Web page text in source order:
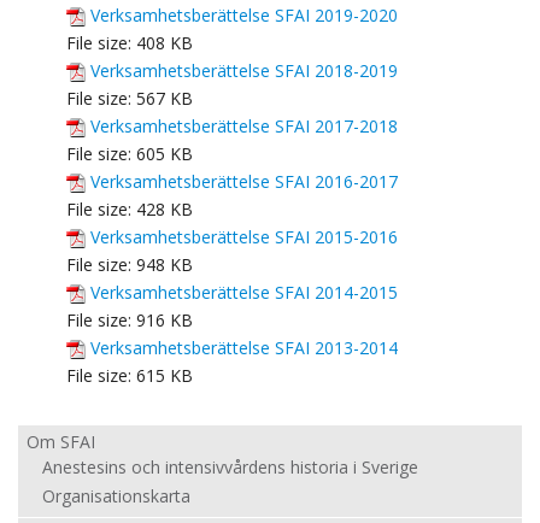
Verksamhetsberättelse SFAI 2019-2020
File size: 408 KB
Verksamhetsberättelse SFAI 2018-2019
File size: 567 KB
Verksamhetsberättelse SFAI 2017-2018
File size: 605 KB
Verksamhetsberättelse SFAI 2016-2017
File size: 428 KB
Verksamhetsberättelse SFAI 2015-2016
File size: 948 KB
Verksamhetsberättelse SFAI 2014-2015
File size: 916 KB
Verksamhetsberättelse SFAI 2013-2014
File size: 615 KB
Om SFAI
Anestesins och intensivvårdens historia i Sverige
Organisationskarta